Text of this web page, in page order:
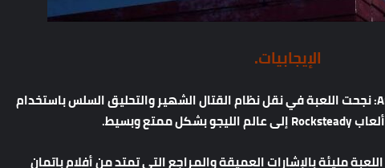
الإيجابيات.
نجحتاللعبةفينقلنظامالقتالالشهيروالتحليقالسلسباستخدام
ألعابRocksteadyإلىعالمالليجوبشكلممتعوبسيط.
اللعبةمليئةبالإشاراتالعميقةوالمراجعالتيتمتدمنأفلامباتمان